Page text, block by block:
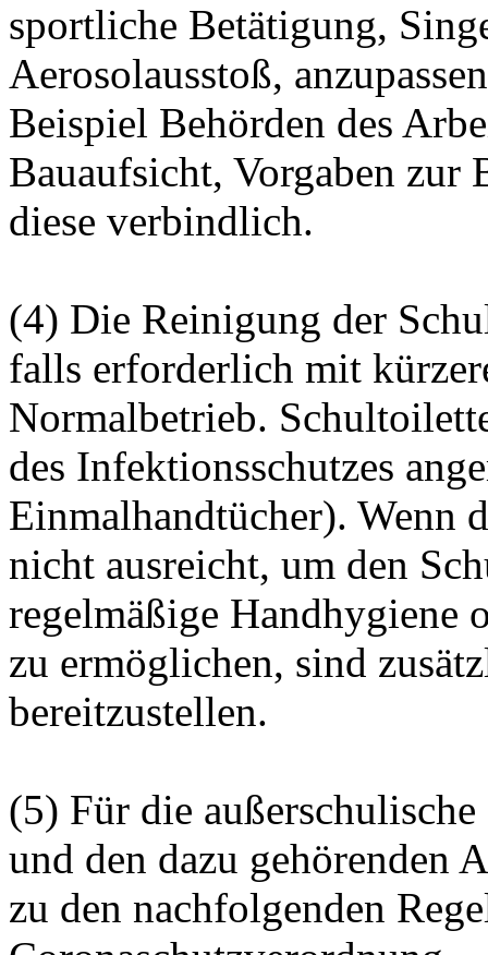
sportliche Betätigung,
Aerosolausstoß,
Beispiel Behörden des
Bauaufsicht, Vorgaben zur
diese verbindlich.
(4) Die Reinigung der
falls erforderlich mit
Normalbetrieb.
des Infektionsschutzes
Einmalhandtücher). Wenn
nicht ausreicht, um den
regelmäßige Handhygiene
zu ermöglichen, sind
bereitzustellen.
(5) Für die
und den dazu gehörenden
zu den nachfolgenden